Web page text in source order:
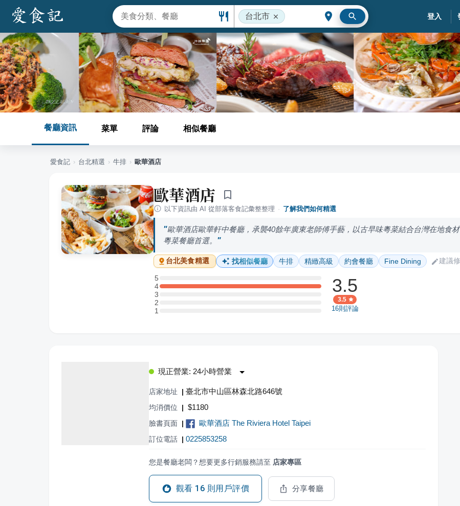
台北市 登入
餐廳資訊 菜單 評論 相似餐廳
愛食記 › 台北精選 › 牛排 › 歐華酒店
歐華酒店
以下資訊由 AI 從部落客食記彙整整理 · 了解我們如何精選
歐華酒店歐華軒中餐廳，承襲40餘年廣東老師傅手藝，以古早味粵菜結合台灣在地食
粵菜餐廳首選。
台北美食精選 找相似餐廳 牛排 精緻高級 約會餐廳 Fine Dining 建議
5
5 星：0 則評論
4
4 星：1 則評論
3
3 星：0 則評論
2
2 星：0 則評論
11 星：0 則評論
3.5
3.5
16則評論
現正營業: 24小時營業
店家地址 | 臺北市中山區林森北路646號
均消價位 | $1180
臉書頁面 | 歐華酒店 The Riviera Hotel Taipei
訂位電話 | 0225853258
您是餐廳老闆？想要更多行銷服務請至 店家專區
觀看 16 則用戶評價 分享餐廳